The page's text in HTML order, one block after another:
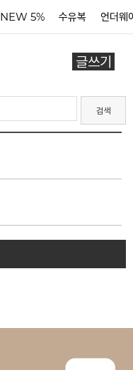
NEW 5% 수유복 언더웨
글쓰기
검색